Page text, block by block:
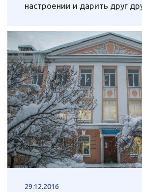
настроении и дарить друг
29.12.2016